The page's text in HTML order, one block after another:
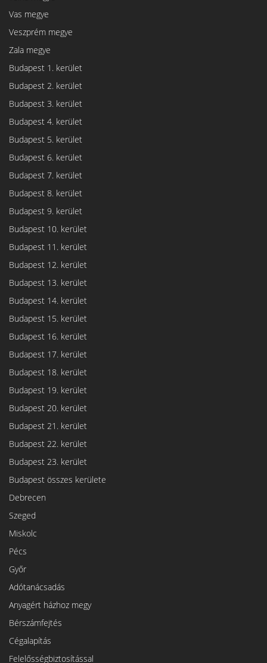
Vas megye
Veszprém megye
Zala megye
Budapest 1. kerület
Budapest 2. kerület
Budapest 3. kerület
Budapest 4. kerület
Budapest 5. kerület
Budapest 6. kerület
Budapest 7. kerület
Budapest 8. kerület
Budapest 9. kerület
Budapest 10. kerület
Budapest 11. kerület
Budapest 12. kerület
Budapest 13. kerület
Budapest 14. kerület
Budapest 15. kerület
Budapest 16. kerület
Budapest 17. kerület
Budapest 18. kerület
Budapest 19. kerület
Budapest 20. kerület
Budapest 21. kerület
Budapest 22. kerület
Budapest 23. kerület
Budapest összes kerülete
Debrecen
Szeged
Miskolc
Pécs
Győr
Adótanácsadás
Anyagért házhoz megy
Bérszámfejtés
Cégalapítás
Felelősségbiztosítással